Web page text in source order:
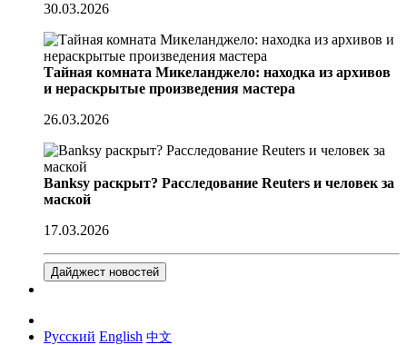
30.03.2026
Тайная комната Микеланджело: находка из архивов
и нераскрытые произведения мастера
26.03.2026
Banksy раскрыт? Расследование Reuters и человек за
маской
17.03.2026
Дайджест новостей
Русский English 中文